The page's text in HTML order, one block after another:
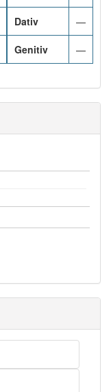
Dativ —
Genitiv —